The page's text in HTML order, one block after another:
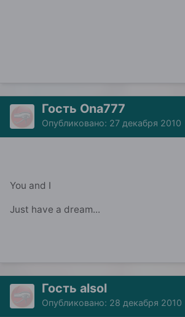
Гость Ona777
Опубликовано: 27 декабря 2010
You and I
Just have a dream...
Гость alsol
Опубликовано: 28 декабря 2010